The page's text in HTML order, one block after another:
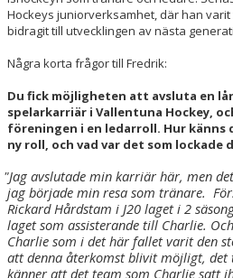
Hockeys juniorverksamhet, där han
bidragit till utvecklingen av nästa
Några korta frågor till Fredrik:
Du fick möjligheten att avsluta en
spelarkarriär i Vallentuna Hockey,
föreningen i en ledarroll. Hur känns
ny roll, och vad var det som lockade
"Jag avslutade min karriär här, men
jag började min resa som tränare.
Rickard Hårdstam i J20 laget i 2
laget som assisterande till Charlie.
Charlie som i det här fallet varit den
att denna återkomst blivit möjligt,
känner att det team som Charlie satt